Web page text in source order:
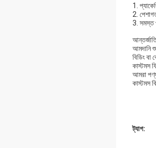
1.
2.
3. সমস্ত
আমদানি
বিডিং
কাস্টমস
আমরা
কাস্টমস
ট্যাগ: